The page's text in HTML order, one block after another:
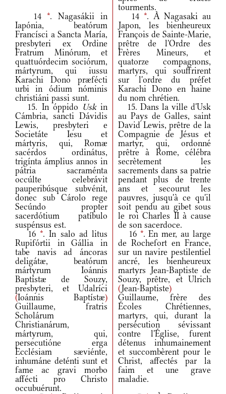
tourments.
14*. Nagasákii in
Iapónia, beatórum
Francísci a Sancta María,
presbyteri ex Ordine
Fratrum Minórum, et
quattuórdecim sociórum,
mártyrum, qui iussu
Karachi Dono præfécti
urbi in ódium nóminis
christiáni passi sunt.
14 *. À Nagasaki au
Japon, les bienheureux
François de Sainte-Marie,
prêtre de l'Ordre des
Frères Mineurs, et
quatorze compagnons,
martyrs, qui souffrirent
sur l'ordre du préfet
Karachi Dono en haine
du nom chrétien.
15. In óppido Uskin
Cámbria, sancti Dávidis
Lewis, presbyteri e
Societáte Iesu et
mártyris, qui, Romæ
sacérdos ordinátus,
trigínta ámplius annos in
pátria sacraménta
occúlte celebrávit
pauperibúsque subvénit,
donec sub Cárolo rege
Secúndo propter
sacerdótium patíbulo
suspénsus est.
15. Dans la ville d'Usk
au Pays de Galles, saint
David Lewis, prêtre de la
Compagnie de Jésus et
martyr, qui, ordonné
prêtre à Rome, célébra
secrètement les
sacrements dans sa patrie
pendant plus de trente
ans et secourut les
pauvres, jusqu'à ce qu'il
soit pendu au gibet sous
le roi Charles II à cause
de son sacerdoce.
16 *. In salo ad litus
Rupifórtii in Gállia in
tabe navis ad áncoras
deligátæ, beatórum
mártyrum Ioánnis
Baptístæ de Souzy,
presbyteri, et Udalríci
(Ioánnis Baptístæ)
Guillaume, fratris
Scholárum
Christianárum,
mártyrum, qui,
persecutióne erga
Ecclésiam sæviénte,
inhumáne deténti sunt et
fame ac gravi morbo
affécti pro Christo
occubuérunt.
16 *. En mer, au large
de Rochefort en France,
sur un navire pestilentiel
ancré, les bienheureux
martyrs Jean-Baptiste de
Souzy, prêtre, et Ulrich
(Jean-Baptiste)
Guillaume, frère des
Écoles Chrétiennes,
martyrs, qui, durant la
persécution sévissant
contre l'Église, furent
détenus inhumainement
et succombèrent pour le
Christ, affectés par la
faim et une grave
maladie.